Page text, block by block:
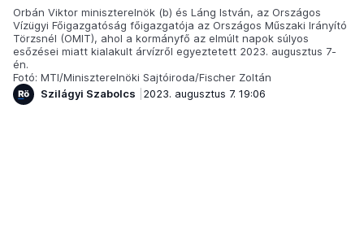
Orbán Viktor miniszterelnök (b) és Láng István, az Országos
Vízügyi Főigazgatóság főigazgatója az Országos Műszaki Irányító
Törzsnél (OMIT), ahol a kormányfő az elmúlt napok súlyos
esőzései miatt kialakult árvízről egyeztetett 2023. augusztus 7-
én.
Fotó: MTI/Miniszterelnöki Sajtóiroda/Fischer Zoltán
Szilágyi Szabolcs
2023. augusztus 7. 19:06